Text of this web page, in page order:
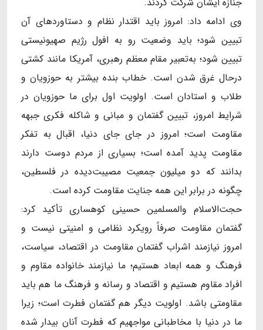
وی ادامه داد: امروز باید اقتدار نظام و دستاوردهای آن
تبیین شود؛ باید وضعیت رو به افول رژیم صهیونیستی
تبیین شود؛ به‌تعبیر مقام معظم رهبری، آمریکا مانند کشتی
درحال غرق شدن است. خطاب بنده بیشتر به حوزویان و
طلاب و استادان است. اولویت اول برای ما حوزویان در
شرایط امروز، تبیین گفتمان و مبانی و شاکله فکری جبهه
مقاومت است؛ امروز در جای جای دنیا، اقبال به تفکر
مقاومت پدید آمده است؛ بسیاری از مردم دوست دارند
بدانند که دو میلیون جمعیت مصیبت‌دیده در فلسطین،
چگونه در برابر این همه جنایت مقاومت کرده است.
حجت‌الاسلام والمسلمین حسینی کوهساری تأکید کرد:
گفتمان مقاومت صرفاً رویکرد نظامی و امنیتی نیست و
امروز نیازمند اشراب گفتمان مقاومت در اقتصاد، سیاست،
فرهنگ و همه ابعاد هستیم؛ ما نیازمند خانواده مقاوم و
افراد مقاوم هستیم و اقتصاد و رسانه و فرهنگ ما هم باید
مقاومتی باشد. اولویت دیگر هم گفتمان فطرت است؛ زیرا
ما در دنیا با مخاطبانی مواجهیم که فطرت آنان بیدار شده